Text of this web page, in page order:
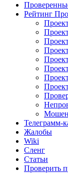
Рейтинг
Телеграмм-
Жалобы
Wiki
Сленг
Статьи
Проверить